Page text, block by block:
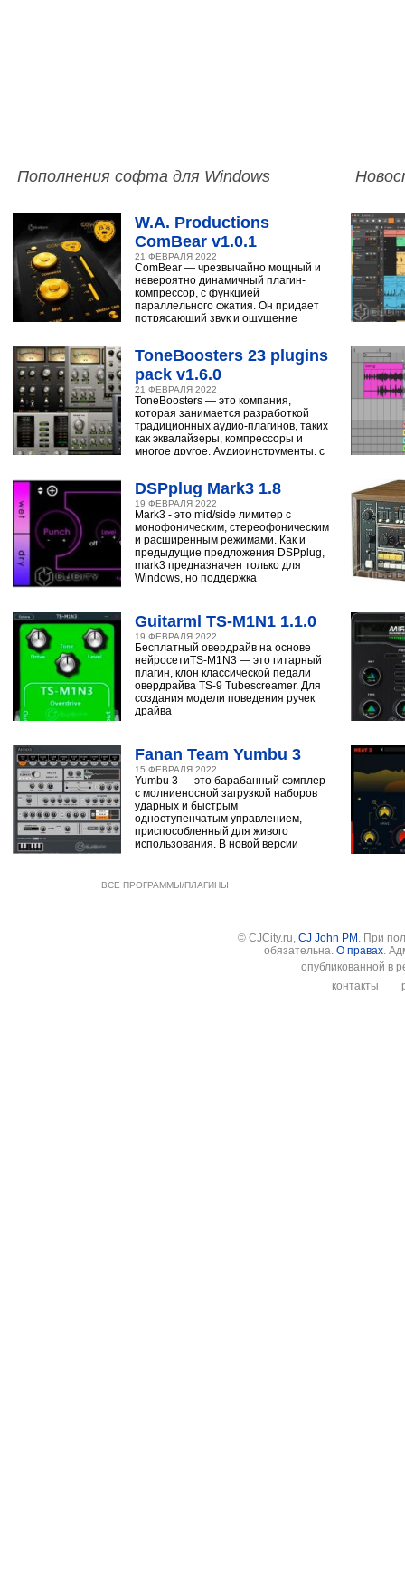
Пополнения софта для Windows
W.A. Productions
ComBear v1.0.1
21 ФЕВРАЛЯ 2022
ComBear — чрезвычайно мощный и
невероятно динамичный плагин-
компрессор, с функцией
параллельного сжатия. Он придает
потрясающий звук и ощущение
ToneBoosters 23 plugins
pack v1.6.0
21 ФЕВРАЛЯ 2022
ToneBoosters — это компания,
которая занимается разработкой
традиционных аудио-плагинов, таких
как эквалайзеры, компрессоры и
многое другое. Аудиоинструменты, с
DSPplug Mark3 1.8
19 ФЕВРАЛЯ 2022
Mark3 - это mid/side лимитер с
монофоническим, стереофоническим
и расширенным режимами. Как и
предыдущие предложения DSPplug,
mark3 предназначен только для
Windows, но поддержка
Guitarml TS-M1N1 1.1.0
19 ФЕВРАЛЯ 2022
Бесплатный овердрайв на основе
нейросетиTS-M1N3 — это гитарный
плагин, клон классической педали
овердрайва TS-9 Tubescreamer. Для
создания модели поведения ручек
драйва
Fanan Team Yumbu 3
15 ФЕВРАЛЯ 2022
Yumbu 3 — это барабанный сэмплер
с молниеносной загрузкой наборов
ударных и быстрым
одноступенчатым управлением,
приспособленный для живого
использования. В новой версии
ВСЕ ПРОГРАММЫ/ПЛАГИНЫ
© CJCity.ru, CJ John PM . При
обязательна. О правах.
опубликованной в
контакты